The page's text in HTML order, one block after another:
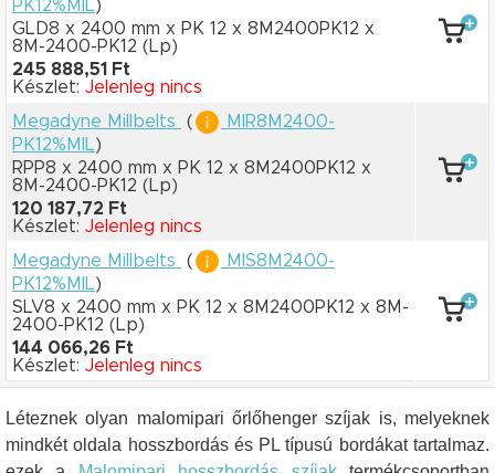
PK12%MIL)
GLD8 x 2400 mm x PK 12 x 8M2400PK12 x
8M-2400-PK12 (Lp)
245 888,51 Ft
Készlet: Jelenleg nincs
Megadyne Millbelts
(
MIR8M2400-
PK12%MIL)
RPP8 x 2400 mm x PK 12 x 8M2400PK12 x
8M-2400-PK12 (Lp)
120 187,72 Ft
Készlet: Jelenleg nincs
Megadyne Millbelts
(
MIS8M2400-
PK12%MIL)
SLV8 x 2400 mm x PK 12 x 8M2400PK12 x 8M-
2400-PK12 (Lp)
144 066,26 Ft
Készlet: Jelenleg nincs
Léteznek olyan malomipari őrlőhenger szíjak is, melyeknek
mindkét oldala hosszbordás és PL típusú bordákat tartalmaz.